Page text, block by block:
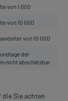
von 1 000
von 10 000
von 10 000
der
nicht abschätzbar.
Sie achten